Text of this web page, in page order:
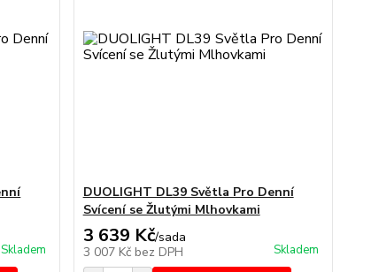
Skladem
DUOLIGHT DL39 Světla Pro Denní
Svícení se Žlutými Mlhovkami
3 639 Kč/sada
3 007 Kč bez DPH Skladem